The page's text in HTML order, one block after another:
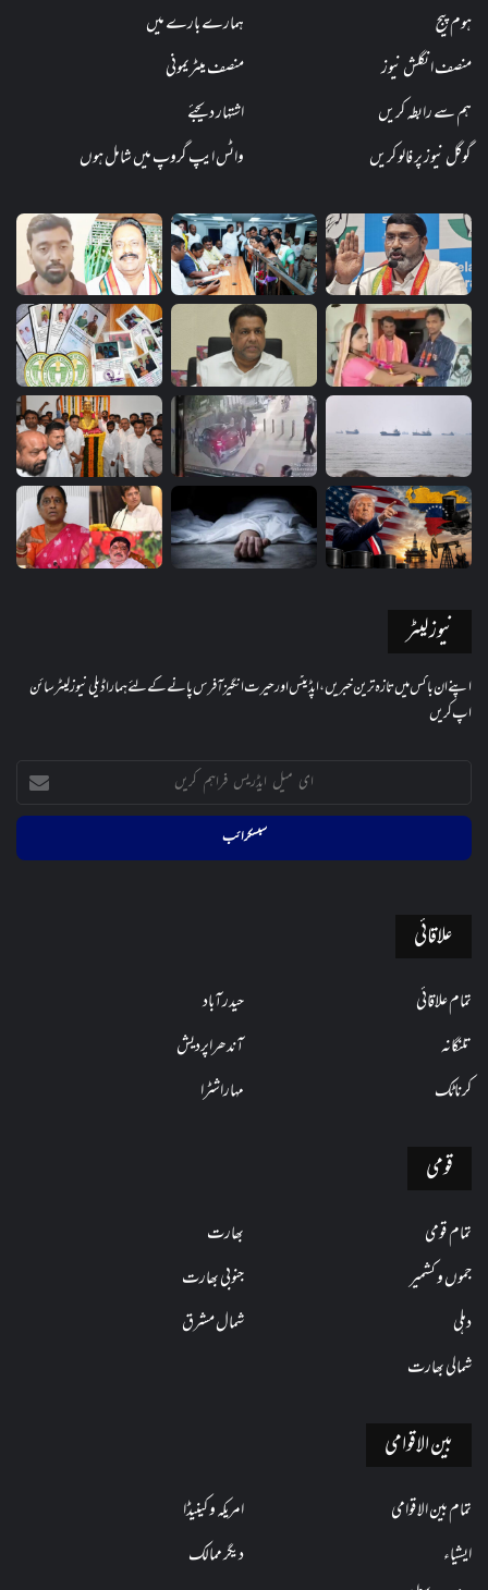
ہوم پیج
ہمارے بارے میں
منصف انگلش نیوز
منصف میٹریمونی
ہم سے رابطہ کریں
اشتہار دیجئے
گوگل نیوز پر فالو کریں
واٹس ایپ گروپ میں شامل ہوں
نیوز لیٹر
اپنے ان باکس میں تازہ ترین خبریں، اپڈیٹس اور حیرت انگیز آفرس پانے کے لئے ہمارا ڈیلی نیوز لیٹر سائن
اپ کریں
ایڈریس
کریں
علاقائی
تمام علاقائی
حیدرآباد
تلنگانہ
آندھراپردیش
کرناٹک
مہاراشٹرا
قومی
تمام قومی
بھارت
جموں و کشمیر
جنوبی بھارت
دہلی
شمال مشرق
شمالی بھارت
بین الاقوامی
تمام بین الاقوامی
امریکہ و کینیڈا
ایشیاء
دیگر ممالک